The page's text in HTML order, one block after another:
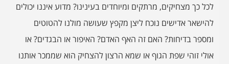
לכל כך מצחיקים, מרתקים ומיוחדים בעינינו? מדוע איננו יכולים
להישאר אדישים נוכח ליצן מקפץ שעושה מולנו להטוטים
ומספר בדיחות? האם זה האף האדם? האיפור או הבגדים? או
אולי זוהי שפת הגוף או שמא הרצון להצחיק הוא שממכר אותנו